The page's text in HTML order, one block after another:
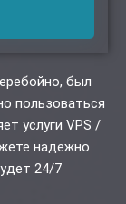
был
пользоваться
услуги VPS /
надежно
24/7